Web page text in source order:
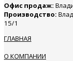
Офис продаж:
Производство:
15/1
ГЛАВНАЯ
О КОМПАНИИ